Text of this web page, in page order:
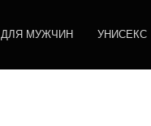
ДЛЯ МУЖЧИН УНИСЕКС